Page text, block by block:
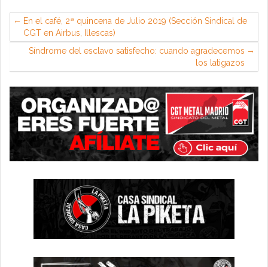
En el café, 2ª quincena de Julio 2019 (Sección Sindical de
CGT en Airbus, Illescas)
Síndrome del esclavo satisfecho: cuando agradecemos
los latigazos